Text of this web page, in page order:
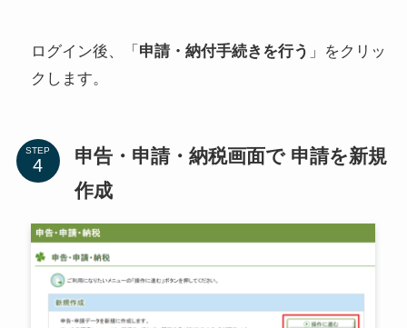
ログイン後、「 申請・納付手続きを行う 」をクリッ
クします。
STEP
申告・申請・納税画面で 申請を新規
作成